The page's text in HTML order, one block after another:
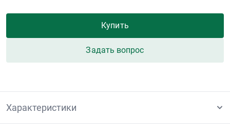
Купить
Задать вопрос
Характеристики